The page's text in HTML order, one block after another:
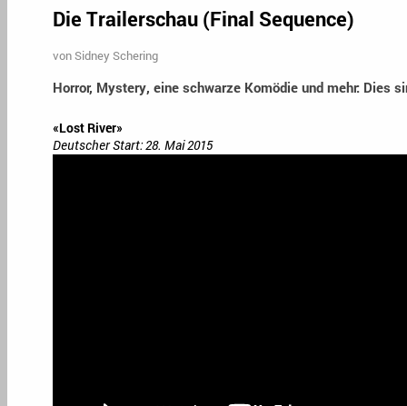
Die Trailerschau (Final Sequence)
vonSidney Schering
Horror, Mystery, eine schwarze Komödie und mehr: Dies
«Lost River»
Deutscher Start: 28. Mai 2015